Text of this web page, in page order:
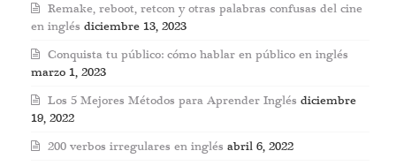
Remake, reboot, retcon y otras palabras confusas del cine
en inglés diciembre 13, 2023
Conquista tu público: cómo hablar en público en inglés
marzo 1, 2023
Los 5 Mejores Métodos para Aprender Inglés diciembre
19, 2022
200 verbos irregulares en inglés abril 6, 2022